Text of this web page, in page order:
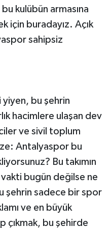
kulübün armasına
için buradayız. Açık
sahipsiz
bu şehrin
hacimlere ulaşan dev
ve sivil toplum
Antalyaspor bu
Bu takımın
bugün değilse ne
şehrin sadece bir spor
ve en büyük
çıkmak, bu şehirde